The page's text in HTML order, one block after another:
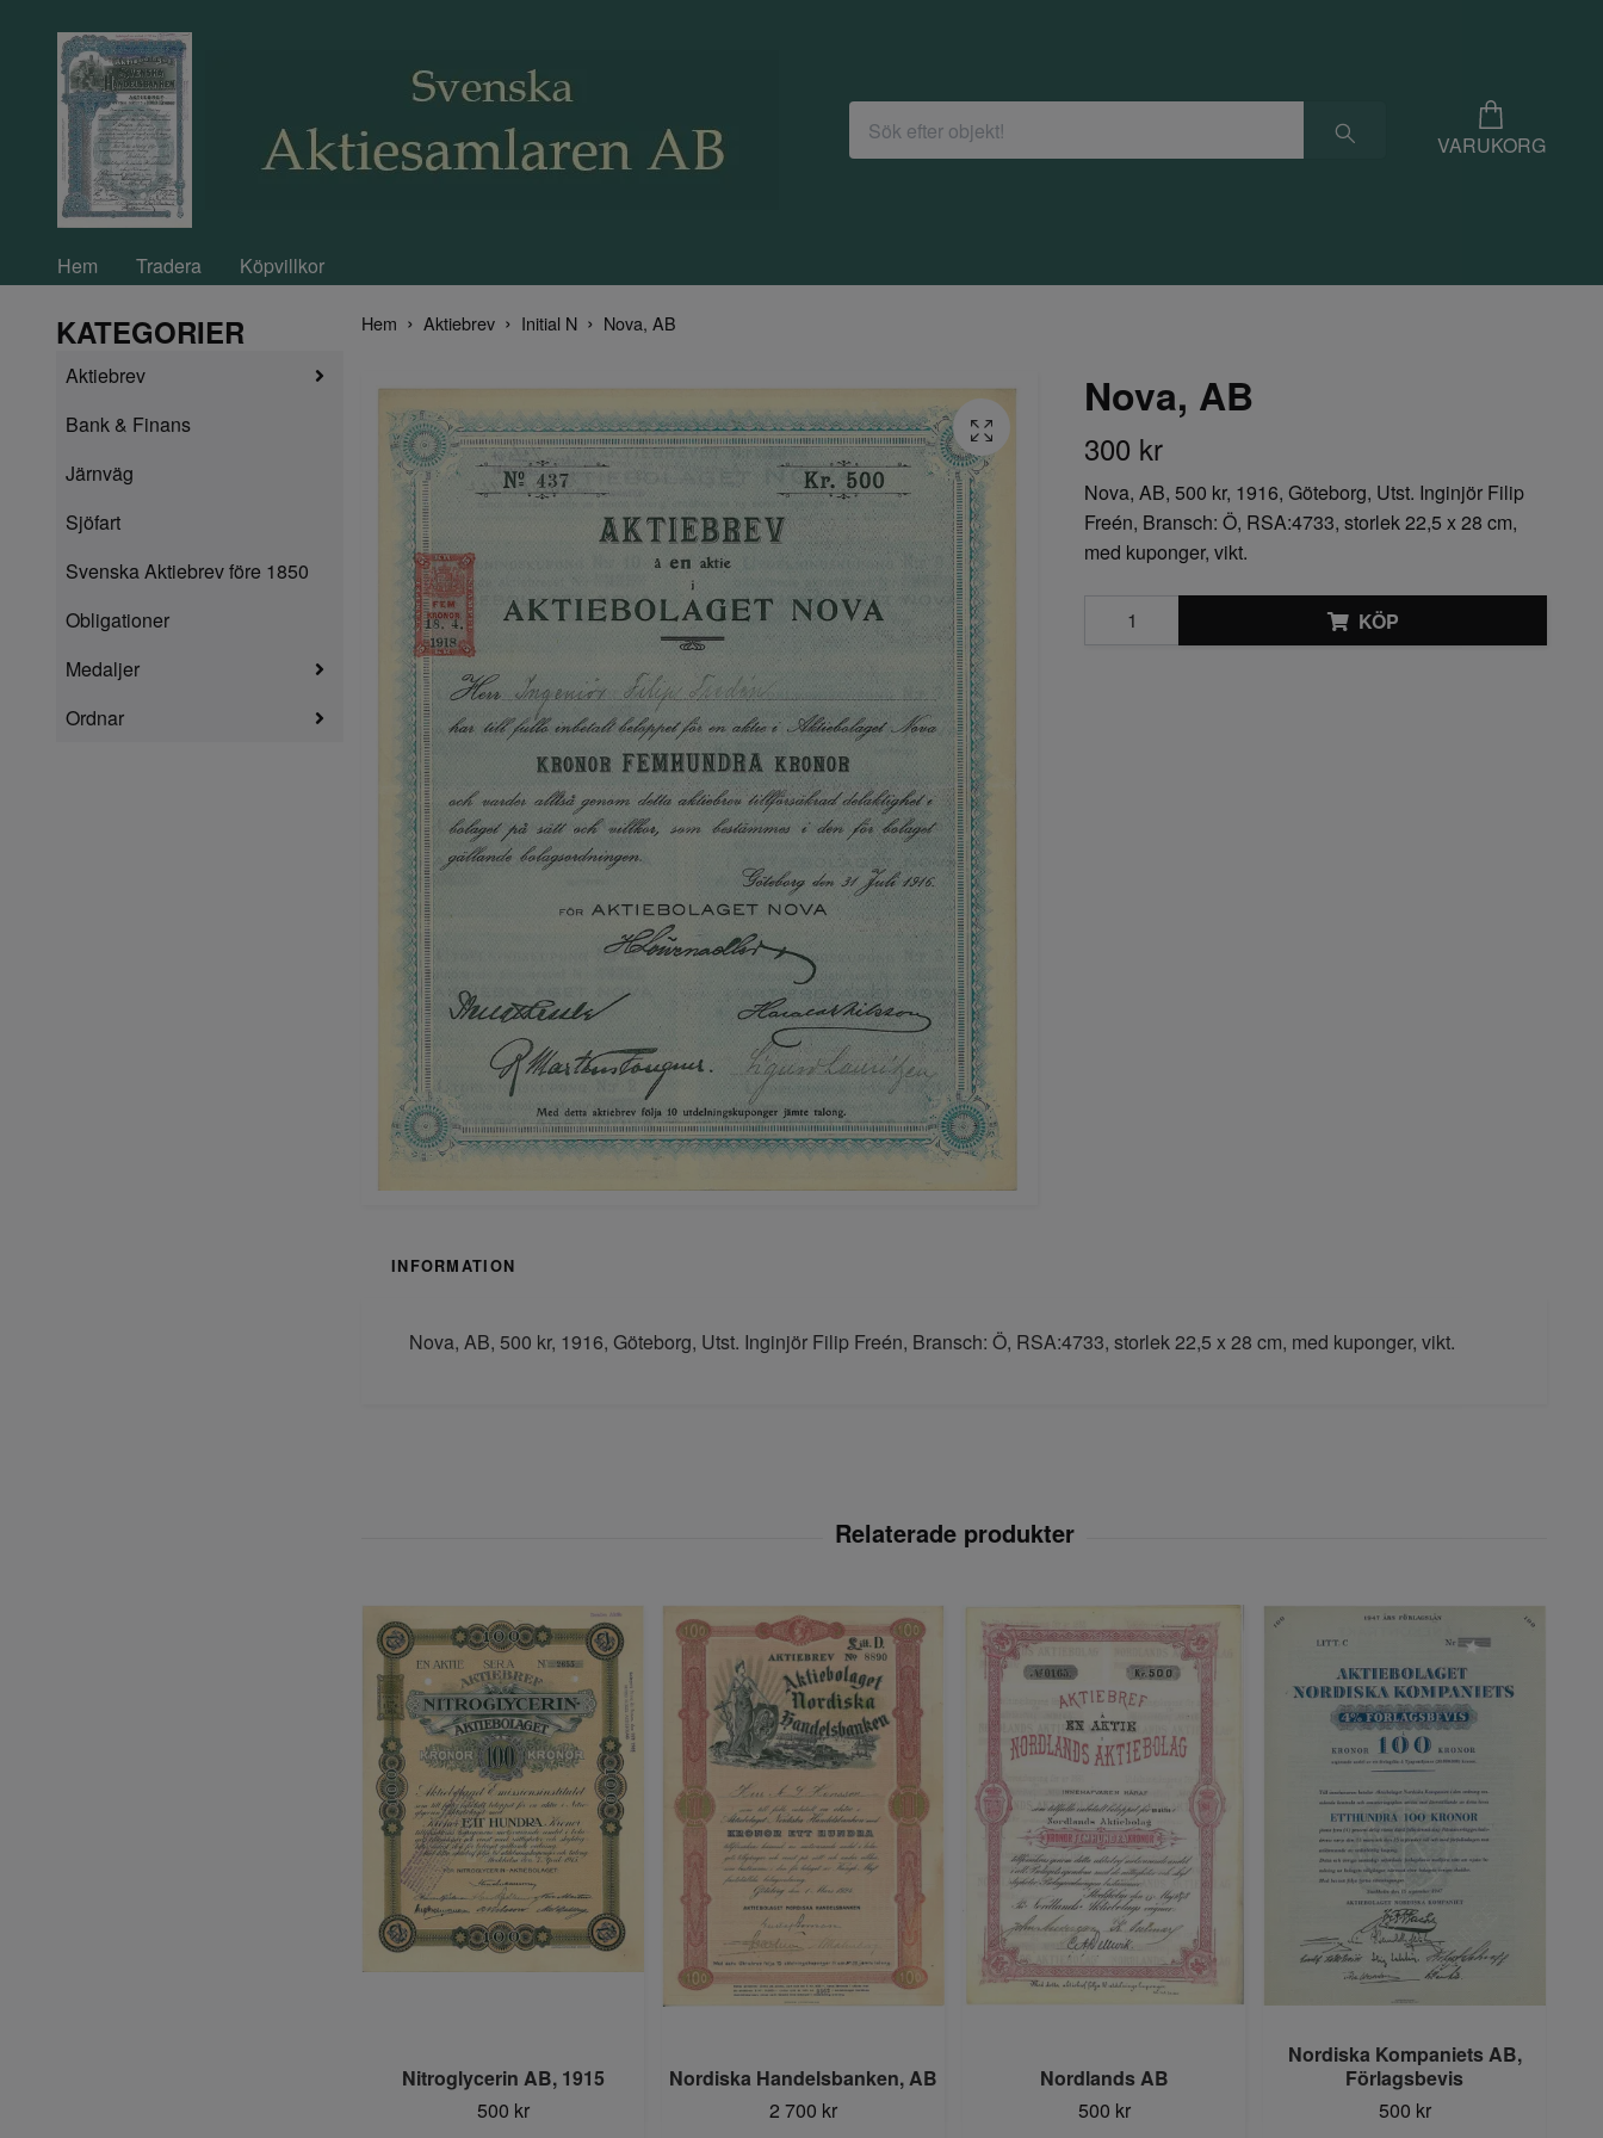
VARUKORG
Hem Tradera Köpvillkor
KATEGORIER
Aktiebrev
Bank & Finans
Järnväg
Sjöfart
Svenska Aktiebrev före 1850
Obligationer
Medaljer
Ordnar
Hem Aktiebrev Initial N Nova, AB
Nova, AB
300 kr
Nova, AB, 500 kr, 1916, Göteborg, Utst. Inginjör Filip
Freén, Bransch: Ö, RSA:4733, storlek 22,5 x 28 cm,
med kuponger, vikt.
KÖP
INFORMATION
Nova, AB, 500 kr, 1916, Göteborg, Utst. Inginjör Filip Freén, Bransch: Ö, RSA:4733, storlek 22,5 x 28 cm, med kuponger, vikt.
Nitroglycerin AB, 1915
500 kr
Nordiska Handelsbanken, AB
2 700 kr
Nordlands AB
500 kr
Nordiska Kompaniets AB,
Förlagsbevis
500 kr